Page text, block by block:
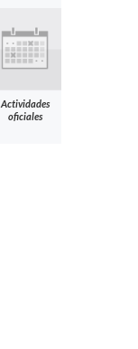
Actividades
oficiales